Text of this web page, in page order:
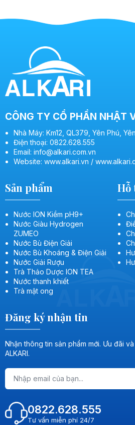
CÔNG TY CỔ PHẦN NHẬT
Nhà Máy: Km12, QL379, Yên Phú,
Điện thoại: 0822.628.555
Email: info@alkari.com.vn
Website: www.alkari.vn /
Sản phẩm
Nước ION Kiềm pH9+
Nước Giàu Hydrogen
ZUMEO
Nước Bù Điện Giải
Nước Bù Khoáng & Điện Giải
Nước Giải Rượu
Trà Thảo Dược ION TEA
Nước thanh khiết
Trà mật ong
Hỗ
Đăng ký nhận tin
Nhận thông tin sản phẩm mới. Ưu đãi
ALKARI.
0822.628.555
Tư vấn miễn phí 24/7